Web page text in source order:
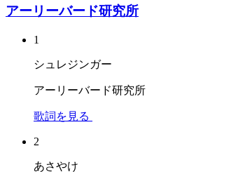
アーリーバード研究所
1
シュレジンガー
アーリーバード研究所
歌詞を見る
2
あさやけ